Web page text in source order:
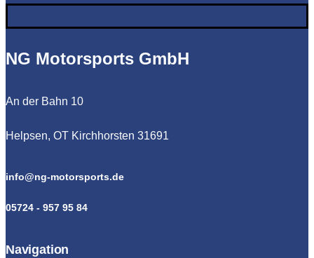
NG Motorsports GmbH
An der Bahn 10
Helpsen, OT Kirchhorsten 31691
info@ng-motorsports.de
05724 - 957 95 84
Navigation